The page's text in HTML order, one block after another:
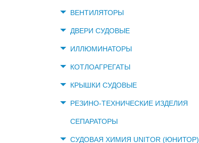
ВЕНТИЛЯТОРЫ
ДВЕРИ СУДОВЫЕ
ИЛЛЮМИНАТОРЫ
КОТЛОАГРЕГАТЫ
КРЫШКИ СУДОВЫЕ
РЕЗИНО-ТЕХНИЧЕСКИЕ ИЗДЕЛИЯ
СЕПАРАТОРЫ
СУДОВАЯ ХИМИЯ UNITOR (ЮНИТОР)